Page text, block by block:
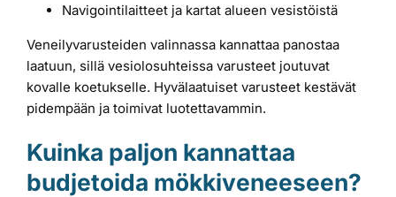
Navigointilaitteet ja kartat alueen vesistöistä
Veneilyvarusteiden valinnassa kannattaa panostaa
laatuun, sillä vesiolosuhteissa varusteet joutuvat
kovalle koetukselle. Hyvälaatuiset varusteet kestävät
pidempään ja toimivat luotettavammin.
Kuinka paljon kannattaa
budjetoida mökkiveneeseen?